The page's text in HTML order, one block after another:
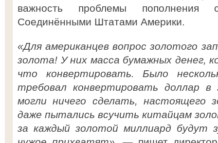
важность проблемы пополнения
Соединёнными Штатами Америки.
«Для американцев вопрос золотого
золота! У них масса бумажных денег,
что конвертировать. Было
требовал конвертировать доллар
могли ничего сделать, настоящего
даже пытались всучить китайцам
за каждый золотой миллиард будут